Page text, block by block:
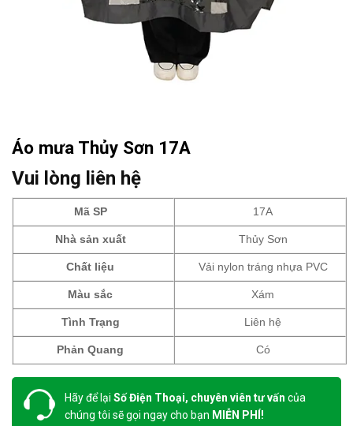
Áo mưa Thủy Sơn 17A
Vui lòng liên hệ
Mã SP 17A
Nhà sản xuất Thủy Sơn
Chất liệu Vải nylon tráng nhựa PVC
Màu sắc Xám
Tình Trạng Liên hệ
Phản Quang Có
Hãy để lại Số Điện Thoại, chuyên viên tư vấn của
chúng tôi sẽ gọi ngay cho bạn MIỄN PHÍ!